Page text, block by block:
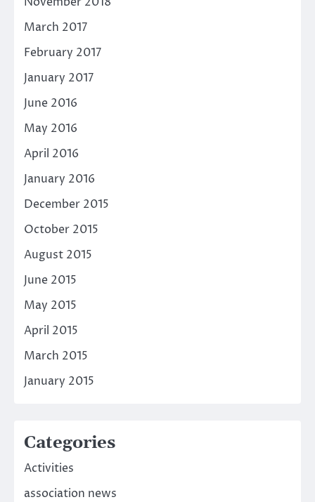
March 2017
February 2017
January 2017
June 2016
May 2016
April 2016
January 2016
December 2015
October 2015
August 2015
June 2015
May 2015
April 2015
March 2015
January 2015
Categories
Activities
association news